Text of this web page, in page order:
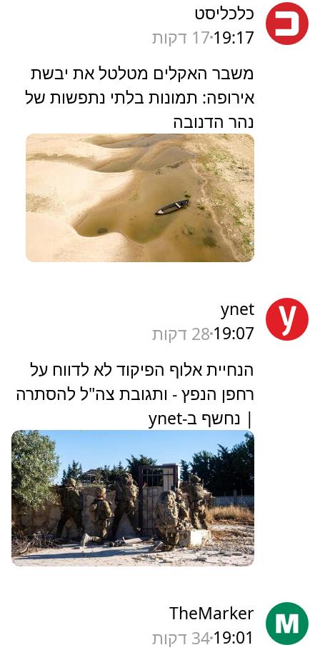
כלכליסט
19:17 17 דקות
משבר האקלים מטלטל את יבשת
אירופה: תמונות בלתי נתפשות של
נהר הדנובה
ynet
19:07 28 דקות
הנחיית אלוף הפיקוד לא לדווח על
רחפן הנפץ - ותגובת צה"ל להסתרה
| נחשף ב-ynet
TheMarker
19:0134 דקות